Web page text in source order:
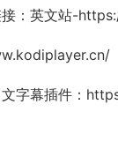
接：英文站-
文字幕插件：